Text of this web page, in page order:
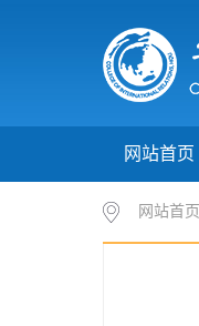
网站首页
网站首页